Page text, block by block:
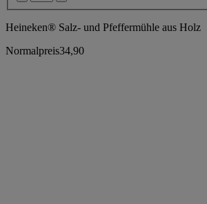
Heineken® Salz- und Pfeffermühle aus Holz
Normalpreis34,90